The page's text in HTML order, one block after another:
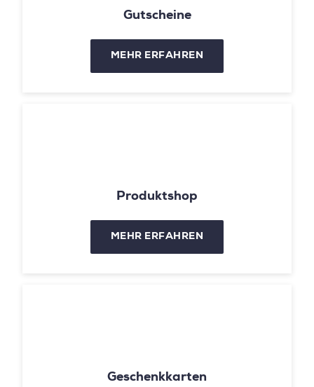
Gutscheine
MEHR ERFAHREN
Produktshop
MEHR ERFAHREN
Geschenkkarten